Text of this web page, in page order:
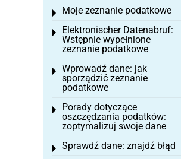
Moje zeznanie podatkowe
Toggle menu
Elektronischer Datenabruf:
Wstępnie wypełnione
zeznanie podatkowe
Toggle menu
Wprowadź dane: jak
sporządzić zeznanie
podatkowe
Toggle menu
Porady dotyczące
oszczędzania podatków:
zoptymalizuj swoje dane
Toggle menu
Sprawdź dane: znajdź błąd
Toggle menu